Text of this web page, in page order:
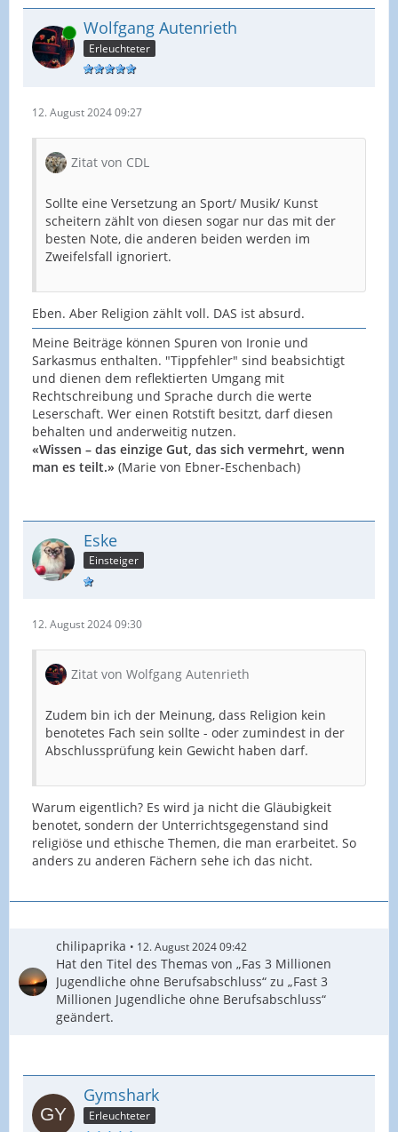
Online Wolfgang Autenrieth
Erleuchteter
12. August 2024 09:27
Zitat von CDL
Sollte eine Versetzung an Sport/ Musik/ Kunst
scheitern zählt von diesen sogar nur das mit der
besten Note, die anderen beiden werden im
Zweifelsfall ignoriert.
Eben. Aber Religion zählt voll. DAS ist absurd.
Meine Beiträge können Spuren von Ironie und
Sarkasmus enthalten. "Tippfehler" sind beabsichtigt
und dienen dem reflektierten Umgang mit
Rechtschreibung und Sprache durch die werte
Leserschaft. Wer einen Rotstift besitzt, darf diesen
behalten und anderweitig nutzen.
«Wissen – das einzige Gut, das sich vermehrt, wenn
man es teilt.» (Marie von Ebner-Eschenbach)
Eske
Einsteiger
12. August 2024 09:30
Zitat von Wolfgang Autenrieth
Zudem bin ich der Meinung, dass Religion kein
benotetes Fach sein sollte - oder zumindest in der
Abschlussprüfung kein Gewicht haben darf.
Warum eigentlich? Es wird ja nicht die Gläubigkeit
benotet, sondern der Unterrichtsgegenstand sind
religiöse und ethische Themen, die man erarbeitet. So
anders zu anderen Fächern sehe ich das nicht.
chilipaprika 12. August 2024 09:42
Hat den Titel des Themas von „Fas 3 Millionen
Jugendliche ohne Berufsabschluss“ zu „Fast 3
Millionen Jugendliche ohne Berufsabschluss“
geändert.
Gymshark
Erleuchteter